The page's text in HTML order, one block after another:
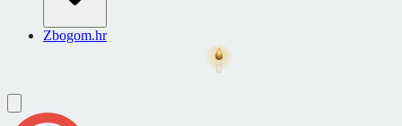
Zbogom.hr